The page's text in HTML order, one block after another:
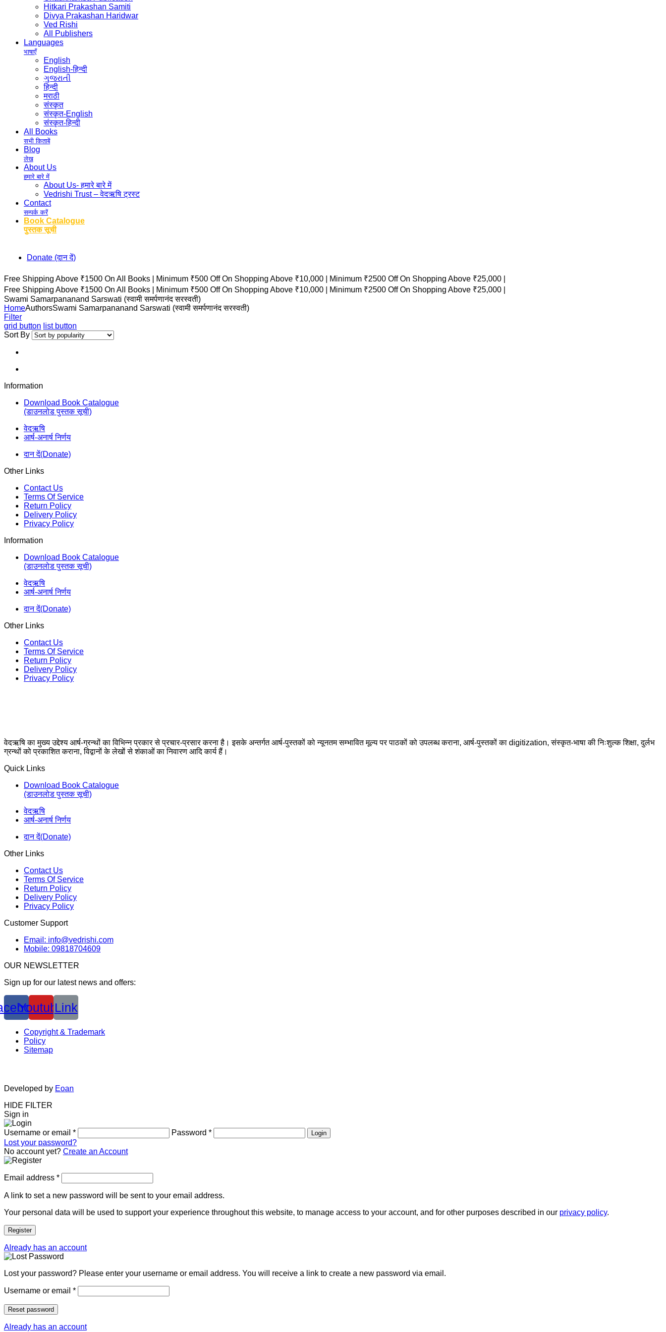
Hitkari Prakashan Samiti
Divya Prakashan Haridwar
Ved Rishi
All Publishers
Languages
भाषाएँ
English
English-हिन्दी
ગુજરાતી
हिन्दी
मराठी
संस्कृत
संस्कृत-English
संस्कृत-हिन्दी
All Books
सभी किताबें
Blog
लेख
About Us
हमारे बारे में
About Us- हमारे बारे में
Vedrishi Trust – वेदऋषि ट्रस्ट
Contact
सम्पर्क करें
Book Catalogue
पुस्तक सूची
Donate (दान दें)
Free Shipping Above ₹1500 On All Books | Minimum ₹500 Off On Shopping Above ₹10,000 |
Minimum ₹2500 Off On Shopping Above ₹25,000 |
Free Shipping Above ₹1500 On All Books |
Minimum ₹500 Off On Shopping Above ₹10,000 |
Minimum ₹2500 Off On Shopping Above ₹25,000 |
Swami Samarpananand Sarswati (स्वामी समर्पणानंद सरस्वती)
HomeAuthorsSwami Samarpananand Sarswati (स्वामी समर्पणानंद सरस्वती)
Filter
grid button list button
Sort By
Information
Download Book Catalogue
(डाउनलोड पुस्तक सूची)
वेदऋषि
आर्ष-अनार्ष निर्णय
दान दें(Donate)
Other Links
Contact Us
Terms Of Service
Return Policy
Delivery Policy
Privacy Policy
Information
Download Book Catalogue
(डाउनलोड पुस्तक सूची)
वेदऋषि
आर्ष-अनार्ष निर्णय
दान दें(Donate)
Other Links
Contact Us
Terms Of Service
Return Policy
Delivery Policy
Privacy Policy
वेदऋषि का मुख्य उद्देश्य आर्ष-ग्रन्थों का विभिन्न प्रकार से प्रचार-प्रसार करना है। इसके अन्तर्गत आर्ष-पुस्तकों को न्यूनतम सम्भावित मूल्य पर पाठकों को उपलब्ध कराना, आर्ष-पुस्तकों का digitization, संस्कृत-भाषा की निःशुल्क शिक्षा, दुर्लभ
ग्रन्थों को प्रकाशित कराना, विद्वानों के लेखों से शंकाओं का निवारण आदि कार्य हैं।
Quick Links
Download Book Catalogue
(डाउनलोड पुस्तक सूची)
वेदऋषि
आर्ष-अनार्ष निर्णय
दान दें(Donate)
Other Links
Contact Us
Terms Of Service
Return Policy
Delivery Policy
Privacy Policy
Customer Support
Email: info@vedrishi.com
Mobile: 09818704609
OUR NEWSLETTER
Sign up for our latest news and offers:
YoutubeLink
Copyright & Trademark
Policy
Sitemap
Developed by Eoan
HIDE FILTER
Sign in
Username or email * Password * Login
Lost your password?
No account yet? Create an Account
Email address *
A link to set a new password will be sent to your email address.
Your personal data will be used to support your experience throughout this website, to manage access to your account, and for other purposes described in our privacy policy.
Register
Already has an account
Lost your password? Please enter your username or email address. You will receive a link to create a new password via email.
Username or email *
Reset password
Already has an account